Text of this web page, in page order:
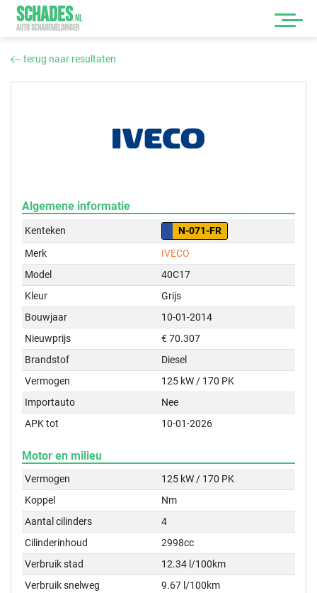
SCHADES.NL
AUTO SCHADEMELDINGEN
terug naar resultaten
Algemene informatie
Kenteken
N-071-FR
Merk
IVECO
Model
40C17
Kleur
Grijs
Bouwjaar
10-01-2014
Nieuwprijs
€ 70.307
Brandstof
Diesel
Vermogen
125 kW / 170 PK
Importauto
Nee
APK tot
10-01-2026
Motor en milieu
Vermogen
125 kW / 170 PK
Koppel
Nm
Aantal cilinders
4
Cilinderinhoud
2998cc
Verbruik stad
12.34 l/100km
Verbruik snelweg
9.67 l/100km